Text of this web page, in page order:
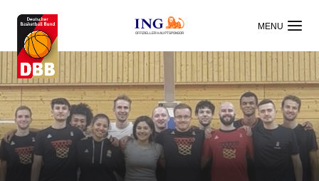
OFFIZIELLER HAUPTSPONSOR